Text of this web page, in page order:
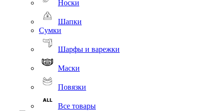
Носки
Шапки
Сумки
Шарфы и варежки
Маски
Повязки
Все товары